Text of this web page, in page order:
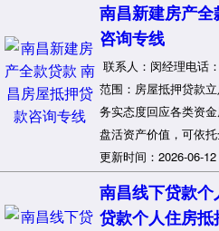
南昌新建房产
咨询专线
联系人：闵经理电话
范围：房屋抵押贷款
务实态度回应各类资
盘活资产价值，可依
更新时间：2026-06-12
南昌线下贷款
贷款个人住房抵